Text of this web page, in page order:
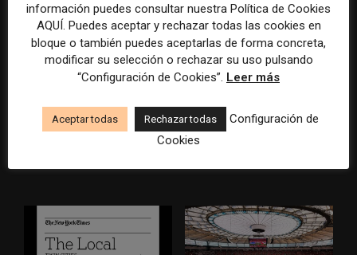
98% del valor de algunos
grandes grupos de prensa
pero no siempre comunidad:
cómo activar a los lectores
que siguen las noticias en
información puedes consultar nuestra Política de Cookies
AQUÍ. Puedes aceptar y rechazar todas las cookies en
bloque o también puedes aceptarlas de forma concreta,
modificar su selección o rechazar su uso pulsando
“Configuración de Cookies”. Leer más
Aceptar todas Rechazar todas
Configuración de
Cookies